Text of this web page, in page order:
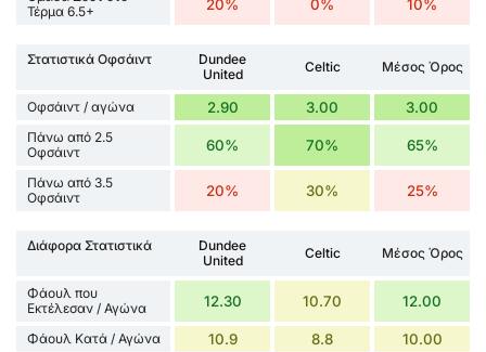
Τέρμα 6.5+
20% 0% 10%
Στατιστικά Οφσάιντ
Dundee
United
Celtic Μέσος Όρος
Οφσάιντ / αγώνα 2.90 3.00 3.00
Πάνω από 2.5
Οφσάιντ
60% 70% 65%
Πάνω από 3.5
Οφσάιντ
20% 30% 25%
Διάφορα Στατιστικά
Dundee
United
Celtic Μέσος Όρος
Φάουλ που
Εκτέλεσαν / Αγώνα
12.30 10.70 12.00
Φάουλ Κατά / Αγώνα 10.9 8.8 10.00